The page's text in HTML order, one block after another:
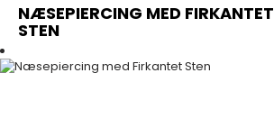
NÆSEPIERCING MED FIRKANTET
STEN